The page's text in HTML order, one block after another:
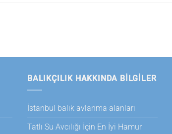
BALIKÇILIK HAKKINDA BILGILER
İstanbul balık avlanma alanları
Tatlı Su Avcılığı İçin En İyi Hamur